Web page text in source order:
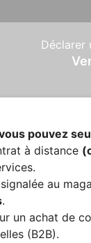
Déclarer
pouvez
à distance
au
.
un achat de
(B2B).